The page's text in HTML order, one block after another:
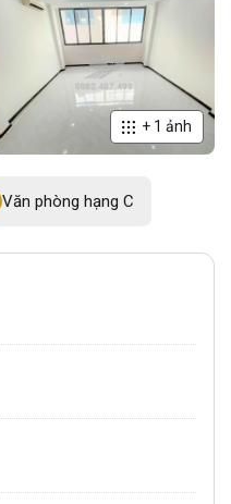
+ 1 ảnh
Văn phòng hạng C